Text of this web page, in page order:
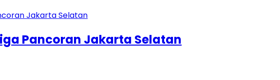
Pancoran Jakarta Selatan